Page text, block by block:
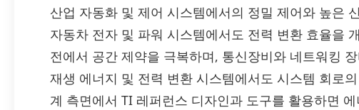
산업 자동화 및 제어 시스템에서의 정밀 제어와 높은
자동차 전자 및 파워 시스템에서도 전력 변환 효율을
전에서 공간 제약을 극복하며, 통신장비와 네트워킹
재생 에너지 및 전력 변환 시스템에서도 시스템 회로
계 측면에서 TI 레퍼런스 디자인과 도구를 활용하면